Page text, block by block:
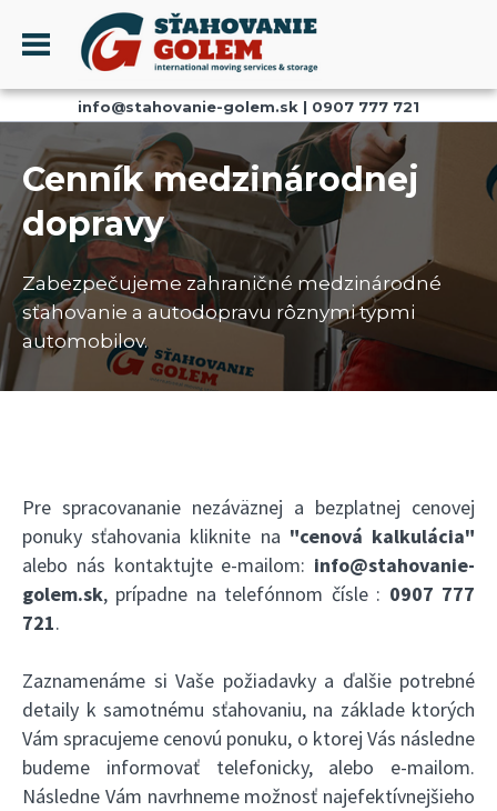
Menu
PROFIL
SŤAHOVANIE - SŤAHOVACIE SLUŽBY
DOPRAVA - DOPRAVNÉ SLUŽBY
AKCIE A ZĽAVY
SKLADOVANIE
REFERENCIE
CENNÍK
KONTAKT
info@stahovanie-golem.sk | 0907 777 721
Cenník medzinárodnej
dopravy
Zabezpečujeme zahraničné medzinárodné
sťahovanie a autodopravu rôznymi typmi
automobilov.
Pre spracovananie nezáväznej a bezplatnej cenovej
ponuky sťahovania kliknite na "cenová kalkulácia"
alebo nás kontaktujte e-mailom: info@stahovanie-
golem.sk, prípadne na telefónnom čísle : 0907 777
721.
Zaznamenáme si Vaše požiadavky a ďalšie potrebné
detaily k samotnému sťahovaniu, na základe ktorých
Vám spracujeme cenovú ponuku, o ktorej Vás následne
budeme informovať telefonicky, alebo e-mailom.
Následne Vám navrhneme možnosť najefektívnejšieho